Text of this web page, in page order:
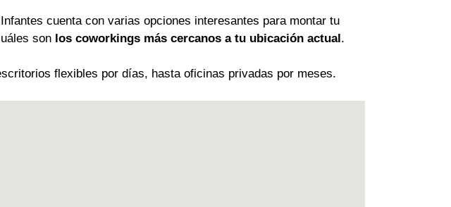
cuenta con varias opciones interesantes para montar tu
son los coworkings más cercanos a tu ubicación actual.
flexibles por días, hasta oficinas privadas por meses.